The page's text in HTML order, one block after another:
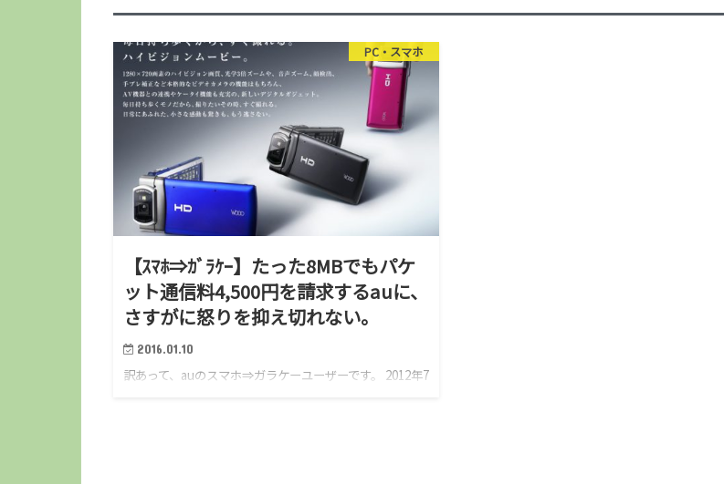
PC・スマホ
【ｽﾏﾎ⇒ｶﾞﾗｹｰ】たった8MBでもパケ
ット通信料4,500円を請求するauに、
さすがに怒りを抑え切れない。
2016.01.10
訳あって、auのスマホ⇒ガラケーユーザーです。 2012年7